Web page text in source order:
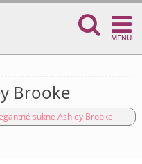
MENU
Brooke
sukne Ashley Brooke